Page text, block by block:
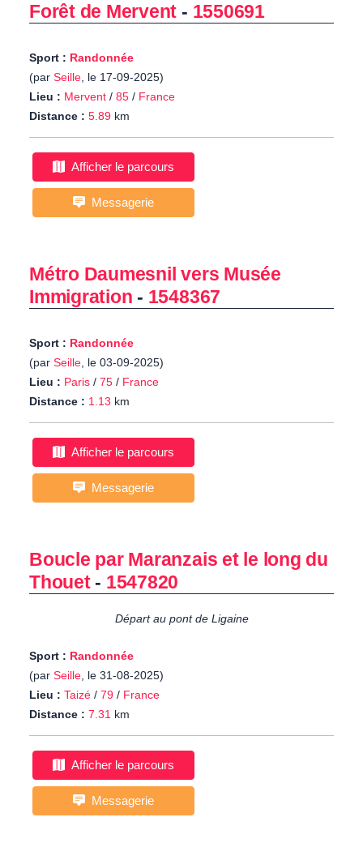
Forêt de Mervent - 1550691
Sport : Randonnée
(par Seille, le 17-09-2025)
Lieu : Mervent / 85 / France
Distance : 5.89 km
Afficher le parcours
Messagerie
Métro Daumesnil vers Musée
Immigration - 1548367
Sport : Randonnée
(par Seille, le 03-09-2025)
Lieu : Paris / 75 / France
Distance : 1.13 km
Afficher le parcours
Messagerie
Boucle par Maranzais et le long du
Thouet- 1547820
Départ au pont de Ligaine
Sport : Randonnée
(par Seille, le 31-08-2025)
Lieu : Taizé / 79 / France
Distance : 7.31 km
Afficher le parcours
Messagerie